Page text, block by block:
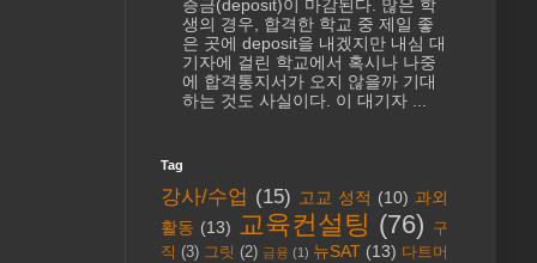
증금(deposit)이 마감된다. 많은 학
생의 경우, 합격한 학교 중 제일 좋
은 곳에 deposit을 내겠지만 내심 대
기자에 걸린 학교에서 혹시나 나중
에 합격통지서가 오지 않을까 기대
하는 것도 사실이다. 이 대기자 ...
Tag
강사/수업 (15) 고교 성적 (10) 과외
활동 (13) 교육컨설팅 (76)
구
직 (3) 그릿 (2) 금융 (1) 뉴SAT (13) 다트머